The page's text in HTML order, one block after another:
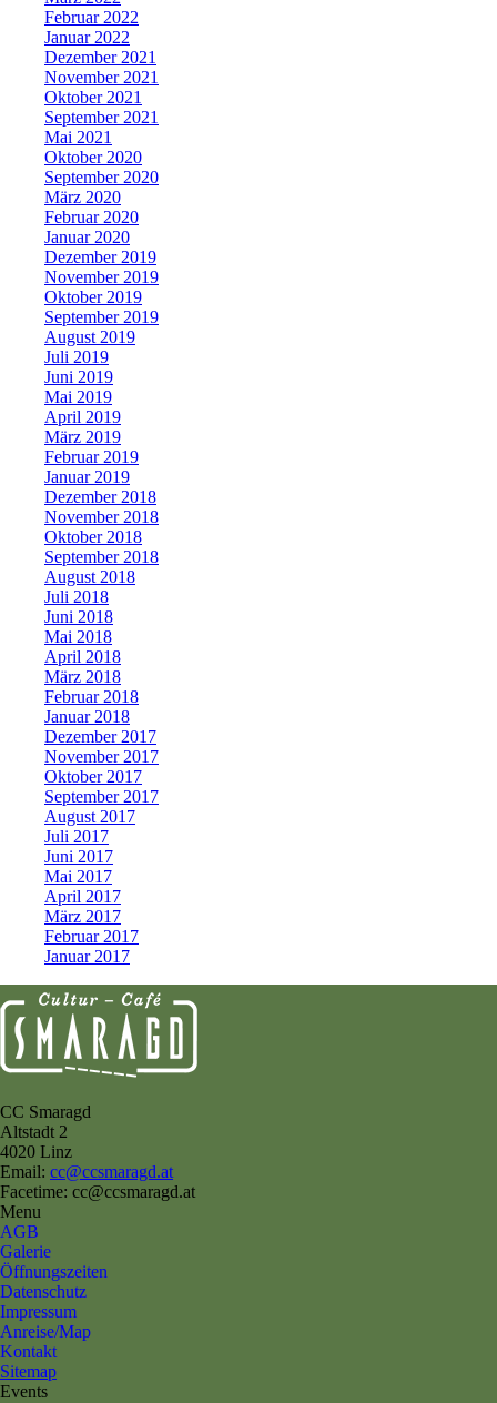
Februar 2022
Januar 2022
Dezember 2021
November 2021
Oktober 2021
September 2021
Mai 2021
Oktober 2020
September 2020
März 2020
Februar 2020
Januar 2020
Dezember 2019
November 2019
Oktober 2019
September 2019
August 2019
Juli 2019
Juni 2019
Mai 2019
April 2019
März 2019
Februar 2019
Januar 2019
Dezember 2018
November 2018
Oktober 2018
September 2018
August 2018
Juli 2018
Juni 2018
Mai 2018
April 2018
März 2018
Februar 2018
Januar 2018
Dezember 2017
November 2017
Oktober 2017
September 2017
August 2017
Juli 2017
Juni 2017
Mai 2017
April 2017
März 2017
Februar 2017
Januar 2017
CC Smaragd
Altstadt 2
4020 Linz
Email: cc@ccsmaragd.at
Facetime: cc@ccsmaragd.at
Menu
AGB
Galerie
Öffnungszeiten
Datenschutz
Impressum
Anreise/Map
Kontakt
Sitemap
Events